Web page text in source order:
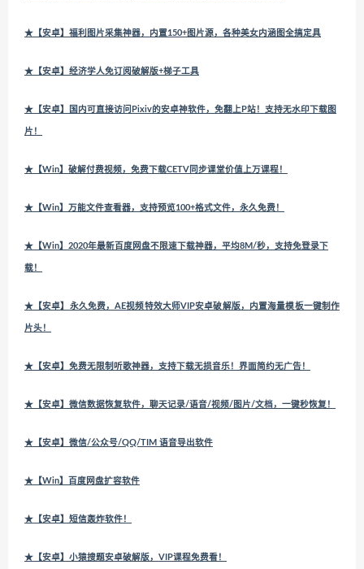
★【安卓】福利图片采集神器，内置150+图片源，各种美女内涵图全搞定具
★【安卓】经济学人免订阅破解版+梯子工具
★【安卓】国内可直接访问Pixiv的安卓神软件，免翻上P站！支持无水印下载图
片！
★【Win】破解付费视频，免费下载CETV同步课堂价值上万课程！
★【Win】万能文件查看器，支持预览100+格式文件，永久免费！
★【Win】2020年最新百度网盘不限速下载神器，平均8M/秒，支持免登录下
载！
★【安卓】永久免费，AE视频特效大师VIP安卓破解版，内置海量模板一键制作
片头！
★【安卓】免费无限制听歌神器，支持下载无损音乐！界面简约无广告！
★【安卓】微信数据恢复软件，聊天记录/语音/视频/图片/文档，一键秒恢复！
★【安卓】微信/公众号/QQ/TIM 语音导出软件
★【Win】百度网盘扩容软件
★【安卓】短信轰炸软件！
★【安卓】小猿搜题安卓破解版，VIP课程免费看！